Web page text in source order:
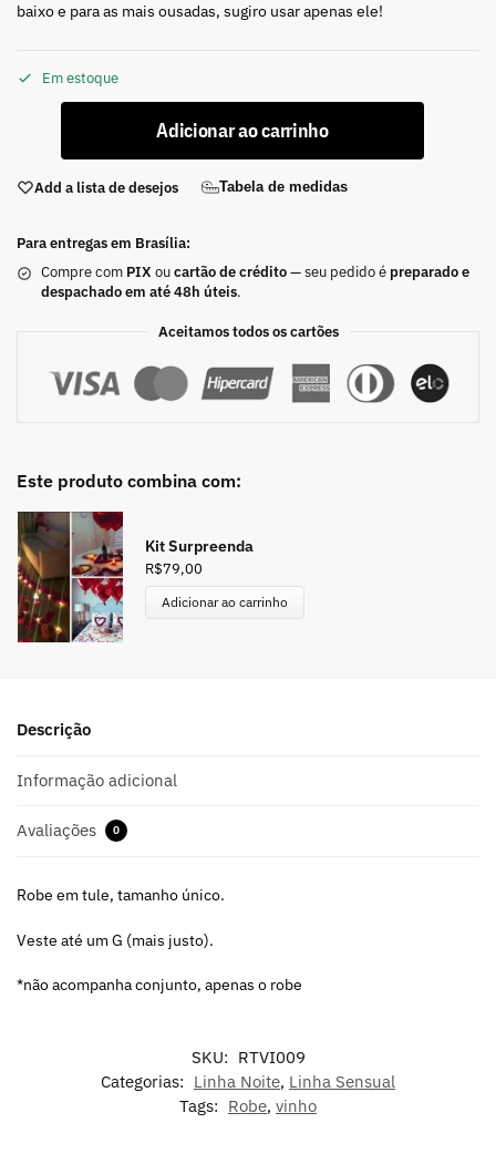
baixo e para as mais ousadas, sugiro usar apenas ele!
Em estoque
Adicionar ao carrinho
Add a lista de desejos Tabela de medidas
Para entregas em Brasília:
Compre com PIX oucartão de crédito— seu pedido é preparado e
despachado em até 48h úteis.
Aceitamos todos os cartões
Este produto combina com:
Kit Surpreenda
R$79,00
Adicionar ao carrinho
Descrição
Informação adicional
Avaliações 0
Robe em tule, tamanho único.
Veste até um G (mais justo).
*não acompanha conjunto, apenas o robe
SKU: RTVI009
Categorias: Linha Noite, Linha Sensual
Tags: Robe, vinho